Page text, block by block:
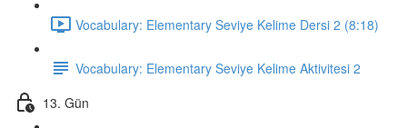
Vocabulary: Elementary Seviye Kelime Dersi 2 (8:18)
Vocabulary: Elementary Seviye Kelime Aktivitesi 2
13. Gün